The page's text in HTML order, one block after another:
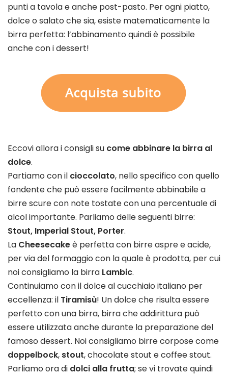
punti a tavola e anche post-pasto. Per ogni piatto,
dolce o salato che sia, esiste matematicamente la
birra perfetta: l’abbinamento quindi è possibile
anche con i dessert!
Eccovi allora i consigli su come abbinare la birra al
dolce.
Partiamo con il cioccolato, nello specifico con quello
fondente che può essere facilmente abbinabile a
birre scure con note tostate con una percentuale di
alcol importante. Parliamo delle seguenti birre:
Stout, Imperial Stout, Porter.
La Cheesecakeè perfetta con birre aspre e acide,
per via del formaggio con la quale è prodotta, per cui
noi consigliamo la birra Lambic.
Continuiamo con il dolce al cucchiaio italiano per
eccellenza: il Tiramisù! Un dolce che risulta essere
perfetto con una birra, birra che addirittura può
essere utilizzata anche durante la preparazione del
famoso dessert. Noi consigliamo birre corpose come
doppelbock, stout, chocolate stout e coffee stout.
Parliamo ora di dolci alla frutta; se vi trovate quindi